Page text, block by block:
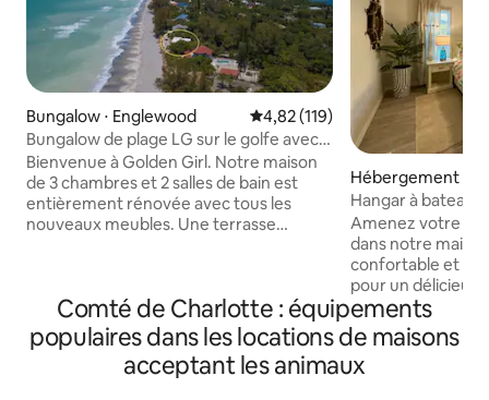
Bungalow ⋅ Englewood Évaluation moyenne sur la
4,82 (119)
Bungalow de plage LG sur le golfe avec
accès à la baie et terrasse !
Bienvenue à Golden Girl. Notre maison
de 3 chambres et 2 salles de bain est
entièrement rénovée avec tous les
nouveaux meubles. Une terrasse
lits King Size, un canapé-lit Queen Size
dans le salon, une buanderie, une
connexion Wi-Fi haut débit, des
appareils électroménagers neufs, des
Hébergement ⋅
Hangar à bateaux
Amenez votre
dans notre
confortable et
pour un délicieux
Charlotte. Notre
et 2 salles de
personnes. Les
de compagnie
Comté de Charlotte : équipements
populaires dans les locations de maisons
acceptant les animaux